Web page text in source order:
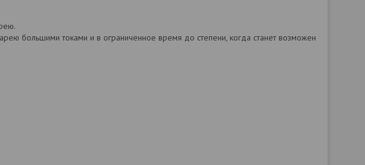
большими токами и в ограниченное время до степени, когда станет возможен